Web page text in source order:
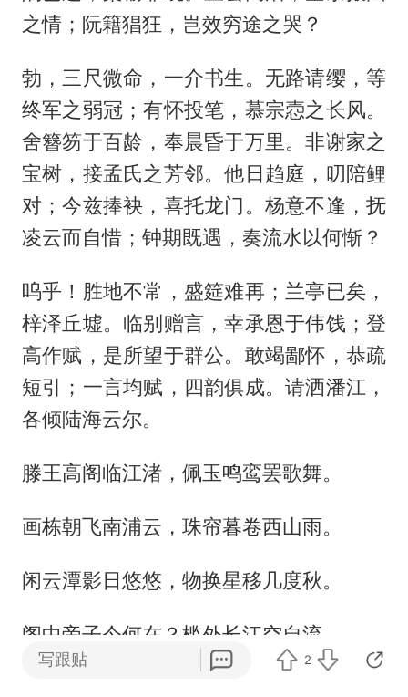
之情；阮籍猖狂，岂效穷途之哭？
勃，三尺微命，一介书生。无路请缨，等
终军之弱冠；有怀投笔，慕宗悫之长风。
舍簪笏于百龄，奉晨昏于万里。非谢家之
宝树，接孟氏之芳邻。他日趋庭，叨陪鲤
对；今兹捧袂，喜托龙门。杨意不逢，抚
凌云而自惜；钟期既遇，奏流水以何惭？
呜乎！胜地不常，盛筵难再；兰亭已矣，
梓泽丘墟。临别赠言，幸承恩于伟饯；登
高作赋，是所望于群公。敢竭鄙怀，恭疏
短引；一言均赋，四韵俱成。请洒潘江，
各倾陆海云尔。
滕王高阁临江渚，佩玉鸣鸾罢歌舞。
画栋朝飞南浦云，珠帘暮卷西山雨。
闲云潭影日悠悠，物换星移几度秋。
阁中帝子今何在？槛外长江空自流。
写跟贴 2